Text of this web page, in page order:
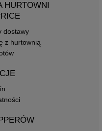
HURTOWNI
dostawy
z hurtownią